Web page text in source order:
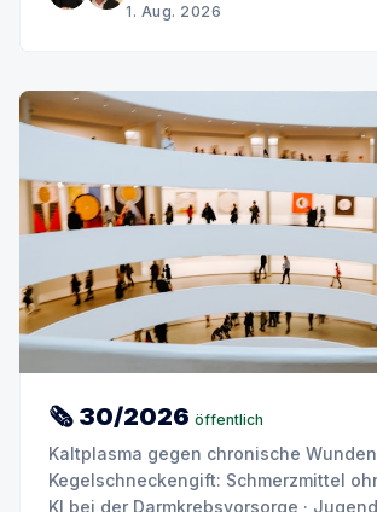
1. Aug. 2026
🗞 30/2026 öffentlich
Kaltplasma gegen chronische Wunden
Kegelschneckengift: Schmerzmittel
KI bei der Darmkrebsvorsorge ·